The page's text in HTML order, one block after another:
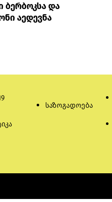
ბერბოკსა და
აედევნა
საზოგადოება